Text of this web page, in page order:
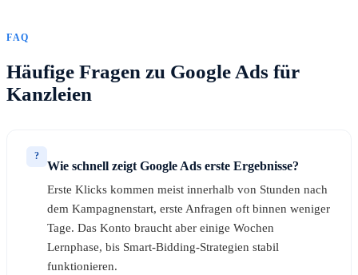
FAQ
Häufige Fragen zu Google Ads für
Kanzleien
?
Wie schnell zeigt Google Ads erste Ergebnisse?
Erste Klicks kommen meist innerhalb von Stunden nach
dem Kampagnenstart, erste Anfragen oft binnen weniger
Tage. Das Konto braucht aber einige Wochen
Lernphase, bis Smart-Bidding-Strategien stabil
funktionieren.